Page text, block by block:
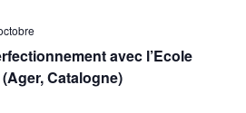
avec l’Ecole
Catalogne)